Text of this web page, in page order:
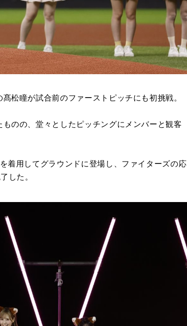
松瞳が試合前のファーストピッチにも初挑戦。
のの、堂々としたピッチングにメンバーと観客
着用してグラウンドに登場し、ファイターズの応
した。